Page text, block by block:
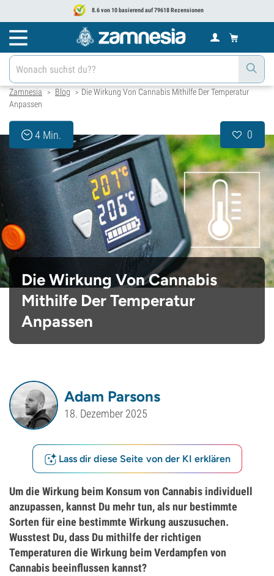
8.6 von 10 basierend auf 79618 Rezensionen
Zamnesia > Blog > Die Wirkung Von Cannabis Mithilfe Der Temperatur
Anpassen
4 Min. 0
Die Wirkung Von Cannabis
Mithilfe Der Temperatur
Anpassen
Adam Parsons
18. Dezember 2025
Lass dir diese Seite von der KI erklären
Um die Wirkung beim Konsum von Cannabis individuell
anzupassen, kannst Du mehr tun, als nur bestimmte
Sorten für eine bestimmte Wirkung auszusuchen.
Wusstest Du, dass Du mithilfe der richtigen
Temperaturen die Wirkung beim Verdampfen von
Cannabis beeinflussen kannst?